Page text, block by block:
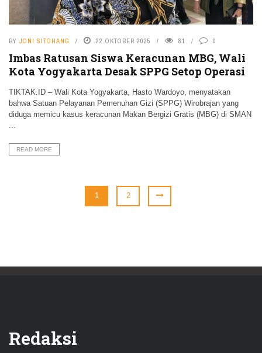
BY JONI SITOHANG 22 OKTOBER 2025 81 0
Imbas Ratusan Siswa Keracunan MBG, Wali
Kota Yogyakarta Desak SPPG Setop Operasi
TIKTAK.ID – Wali Kota Yogyakarta, Hasto Wardoyo, menyatakan
bahwa Satuan Pelayanan Pemenuhan Gizi (SPPG) Wirobrajan yang
diduga memicu kasus keracunan Makan Bergizi Gratis (MBG) di SMAN
...
READ MORE
1 2
Redaksi